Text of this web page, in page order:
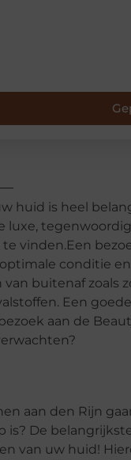
huid is heel
luxe,
vinden.Een
conditie
buitenaf zoals
Een
aan de
aan den Rijn
De
van uw huid!